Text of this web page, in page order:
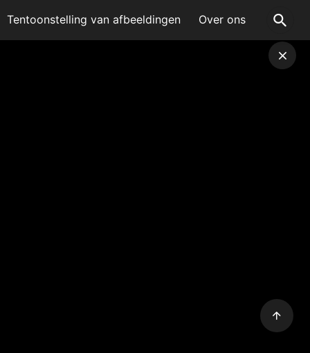
Tentoonstelling van afbeeldingen Over ons